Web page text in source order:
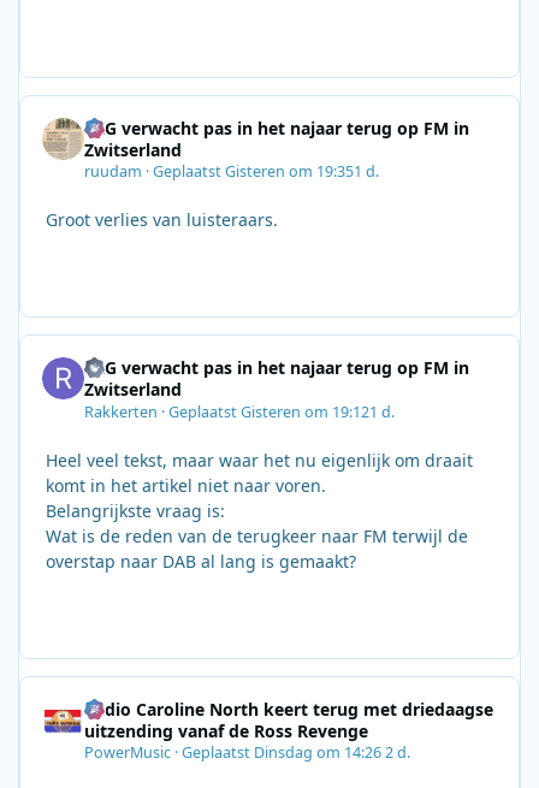
SRG verwacht pas in het najaar terug op FM in
Zwitserland
ruudam ·GeplaatstGisteren om 19:351 d.
Groot verlies van luisteraars.
SRG verwacht pas in het najaar terug op FM in
Zwitserland
Rakkerten ·GeplaatstGisteren om 19:121 d.
Heel veel tekst, maar waar het nu eigenlijk om draait
komt in het artikel niet naar voren.
Belangrijkste vraag is:
Wat is de reden van de terugkeer naar FM terwijl de
overstap naar DAB al lang is gemaakt?
Radio Caroline North keert terug met driedaagse
uitzending vanaf de Ross Revenge
PowerMusic ·Geplaatst Dinsdag om 14:262 d.